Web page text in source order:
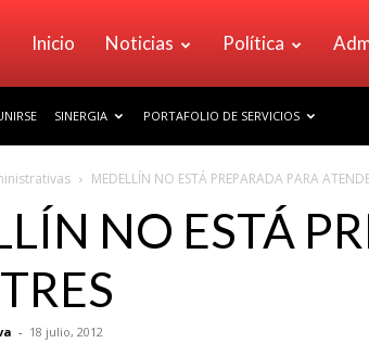
Sinergia
Inicio Noticias Política
SINERGIA PORTAFOLIO DE SERVICIOS
MEDELLÍN NO ESTÁ PREPARADA PARA
NO ESTÁ
- 18 julio, 2012